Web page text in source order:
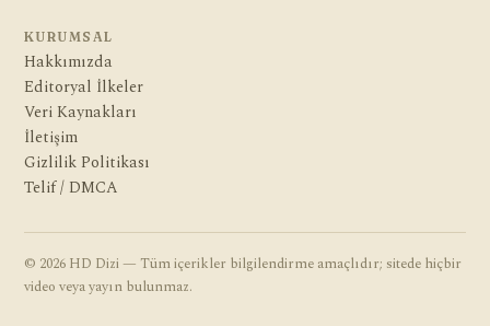
KURUMSAL
Hakkımızda
Editoryal İlkeler
Veri Kaynakları
İletişim
Gizlilik Politikası
Telif / DMCA
© 2026 HD Dizi — Tüm içerikler bilgilendirme amaçlıdır; sitede hiçbir
video veya yayın bulunmaz.